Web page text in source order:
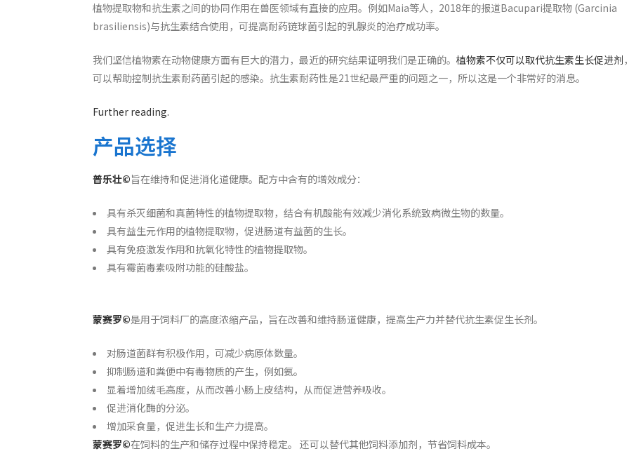
植物提取物和抗生素之间的协同作用在兽医领域有直接的应用。例如Maia等人，2018年的报道Bacupari提取物 (Garcinia
brasiliensis)与抗生素结合使用，可提高耐药链球菌引起的乳腺炎的治疗成功率。
我们坚信植物素在动物健康方面有巨大的潜力，最近的研究结果证明我们是正确的。 植物素不仅可以取代抗生素生长促进剂
可以帮助控制抗生素耐药菌引起的感染。抗生素耐药性是21世纪最严重的问题之一，所以这是一个非常好的消息。
Further reading.
产品选择
普乐壮©旨在维持和促进消化道健康。配方中含有的增效成分：
具有杀灭细菌和真菌特性的植物提取物，结合有机酸能有效减少消化系统致病微生物的数量。
具有益生元作用的植物提取物，促进肠道有益菌的生长。
具有免疫激发作用和抗氧化特性的植物提取物。
具有霉菌毒素吸附功能的硅酸盐。
蒙赛罗©是用于饲料厂的高度浓缩产品，旨在改善和维持肠道健康，提高生产力并替代抗生素促生长剂。
对肠道菌群有积极作用，可减少病原体数量。
抑制肠道和粪便中有毒物质的产生，例如氨。
显着增加绒毛高度，从而改善小肠上皮结构，从而促进营养吸收。
促进消化酶的分泌。
增加采食量，促进生长和生产力提高。
蒙赛罗©在饲料的生产和储存过程中保持稳定。 还可以替代其他饲料添加剂，节省饲料成本。